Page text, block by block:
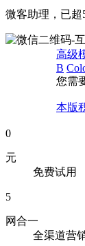
微客助理，已超
高级
B
您需
本版
0
元
免费试用
5
网合一
全渠道营